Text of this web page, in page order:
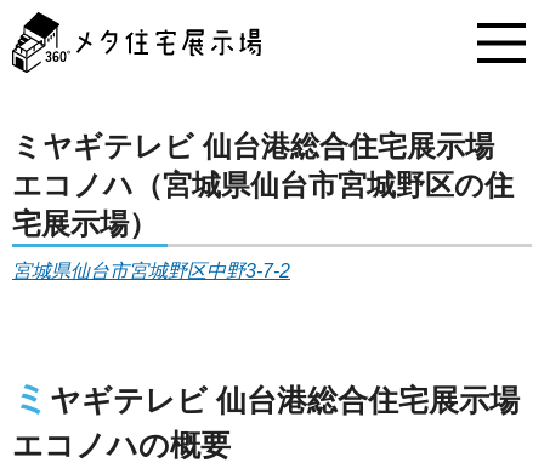
タ
住
コ
ン
テ
ン
ミヤギテレビ 仙台港総合住宅展示場
エコノハ（宮城県仙台市宮城野区の住
宅展示場）
宮城県仙台市宮城野区中野3-7-2
ミ ヤギテレビ 仙台港総合住宅展示場
エコノハの概要